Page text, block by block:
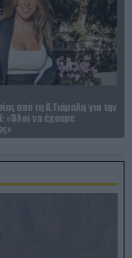
από τη Α.Γιάμαλη για την
«Όλοι να έχουμε